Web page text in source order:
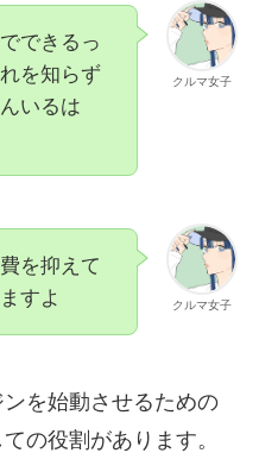
クルマ女子
できるっ
を知らず
いるは
クルマ女子
を抑えて
すよ
を始動させるための
の役割があります。